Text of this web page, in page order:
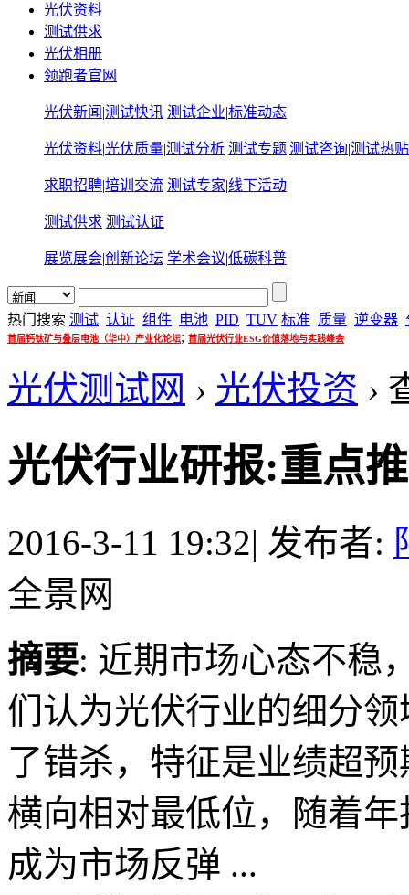
光伏资料
测试供求
光伏相册
领跑者官网
光伏新闻 |测试快讯 测试企业|标准动态
光伏资料|光伏质量|测试分析 测试专题|测试咨询|测试热贴
求职招聘|培训交流 测试专家|线下活动
测试供求 测试认证
展览展会|创新论坛 学术会议|低碳科普
热门搜索 测试 认证 组件 电池 PID TUV 标准 质量 逆变器
首届钙钛矿与叠层电池（华中）产业化论坛; 首届光伏行业ESG价值落地与实践峰会
光伏测试网 › 光伏投资 ›
光伏行业研报:重点
2016-3-11 19:32| 发布者:
全景网
摘要: 近期市场心态不稳
们认为光伏行业的细分
了错杀，特征是业绩超
横向相对最低位，随着
成为市场反弹 ...